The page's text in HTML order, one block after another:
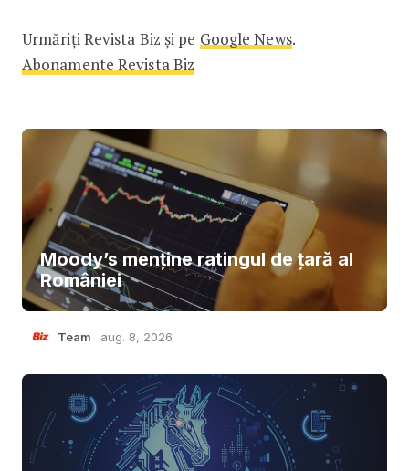
Urmăriți Revista Biz și pe Google News.
Abonamente Revista Biz
Moody’s menține ratingul de țară al
României
Team aug. 8, 2026